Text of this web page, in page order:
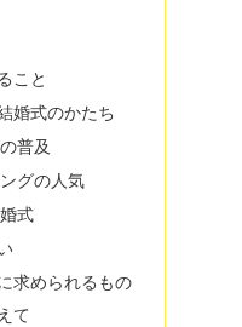
こと
婚式のかたち
普及
グの人気
式
求められるもの
て